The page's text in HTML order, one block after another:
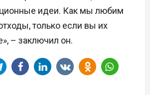
идеи. Как мы любим
только если вы их
– заключил он.